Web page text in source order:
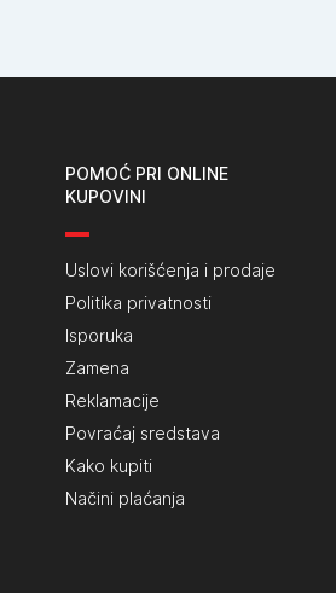
POMOĆ PRI ONLINE
KUPOVINI
Uslovi korišćenja i prodaje
Politika privatnosti
Isporuka
Zamena
Reklamacije
Povraćaj sredstava
Kako kupiti
Načini plaćanja